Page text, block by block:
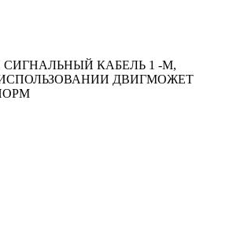
КАБЕЛЬ 1 -М,
ДВИГМОЖЕТ